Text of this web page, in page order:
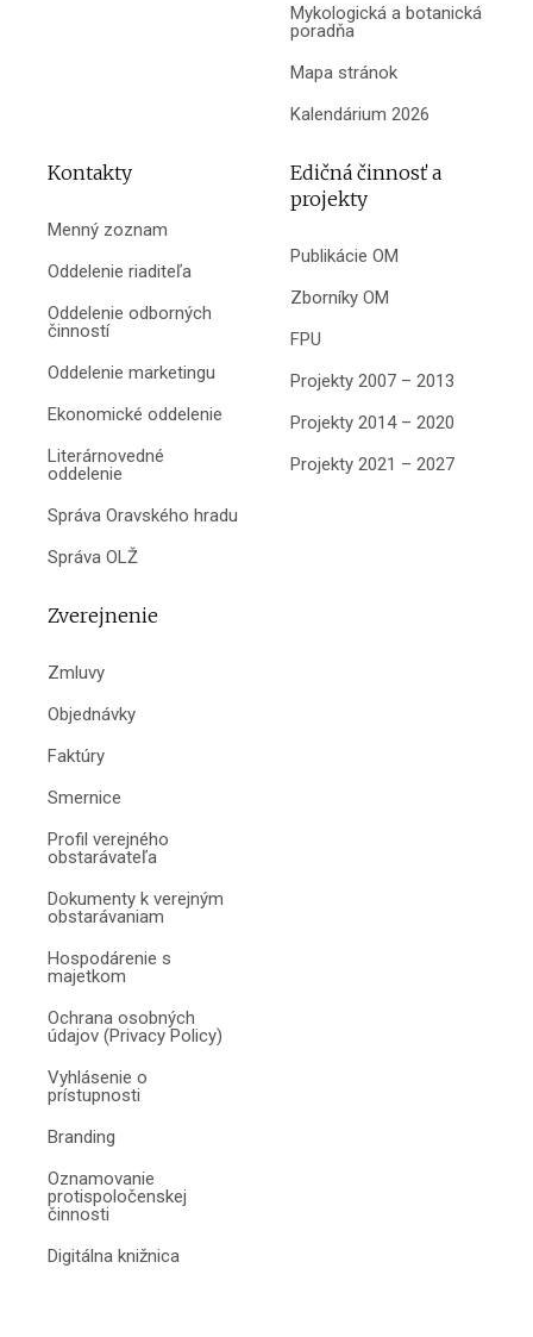
Mykologická a botanická
poradňa
Mapa stránok
Kalendárium 2026
Kontakty
Menný zoznam
Oddelenie riaditeľa
Oddelenie odborných
činností
Oddelenie marketingu
Ekonomické oddelenie
Literárnovedné
oddelenie
Správa Oravského hradu
Správa OLŽ
Edičná činnosť a
projekty
Publikácie OM
Zborníky OM
FPU
Projekty 2007 – 2013
Projekty 2014 – 2020
Projekty 2021 – 2027
Zverejnenie
Zmluvy
Objednávky
Faktúry
Smernice
Profil verejného
obstarávateľa
Dokumenty k verejným
obstarávaniam
Hospodárenie s
majetkom
Ochrana osobných
údajov (Privacy Policy)
Vyhlásenie o
prístupnosti
Branding
Oznamovanie
protispoločenskej
činnosti
Digitálna knižnica